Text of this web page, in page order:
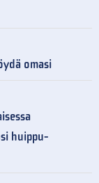
omasi
huippu-